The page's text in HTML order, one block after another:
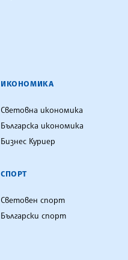
ИКОНОМИКА
Световна икономика
Българска икономика
Бизнес Куриер
СПОРТ
Световен спорт
Български спорт